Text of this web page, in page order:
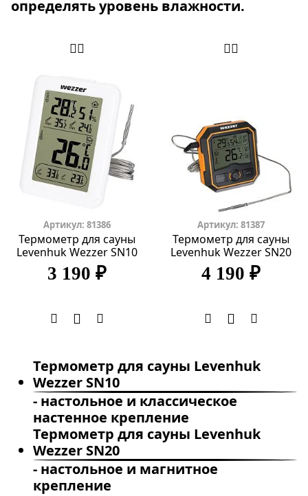
определять уровень влажности.
Артикул: 81386
Термометр для сауны
Levenhuk Wezzer SN10
3 190 ₽
Артикул: 81387
Термометр для сауны
Levenhuk Wezzer SN20
4 190 ₽
Термометр для сауны Levenhuk
Wezzer SN10
- настольное и классическое
настенное крепление
Термометр для сауны Levenhuk
Wezzer SN20
- настольное и магнитное
крепление